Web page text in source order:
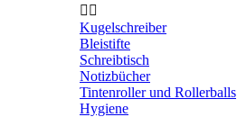
 
Kugelschreiber
Bleistifte
Schreibtisch
Notizbücher
Tintenroller und Rollerballs
Hygiene